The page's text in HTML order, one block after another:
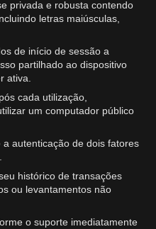
privada e robusta contendo
letras maiúsculas,
de início de sessão a
partilhado ao dispositivo
ativa.
cada utilização,
um computador público
autenticação de dois fatores
histórico de transações
ou levantamentos não
o suporte imediatamente